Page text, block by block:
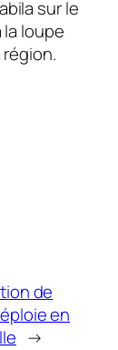
sur le
loupe
de
en
→